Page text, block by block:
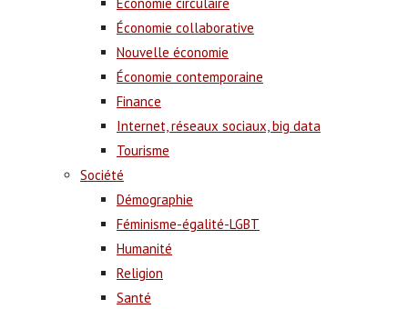
Économie collaborative
Nouvelle économie
Économie contemporaine
Finance
Internet, réseaux sociaux, big data
Tourisme
Société
Démographie
Féminisme-égalité-LGBT
Humanité
Religion
Santé